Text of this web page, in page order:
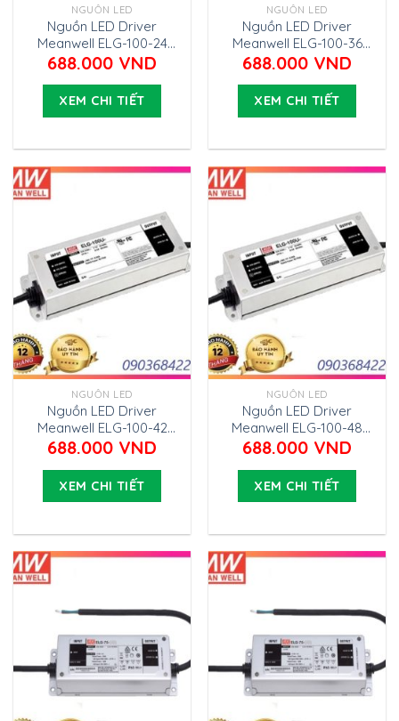
NGUỒN LED
Nguồn LED Driver
Meanwell ELG-100-24
(96W 24V 4.0A)
688.000 VND
XEM CHI TIẾT
NGUỒN LED
Nguồn LED Driver
Meanwell ELG-100-36
(95.76W 36V 2.66A)
688.000 VND
XEM CHI TIẾT
NGUỒN LED
Nguồn LED Driver
Meanwell ELG-100-42
(95.76W 42V 2.28A)
688.000 VND
XEM CHI TIẾT
NGUỒN LED
Nguồn LED Driver
Meanwell ELG-100-48
(96W 48V 2A)
688.000 VND
XEM CHI TIẾT